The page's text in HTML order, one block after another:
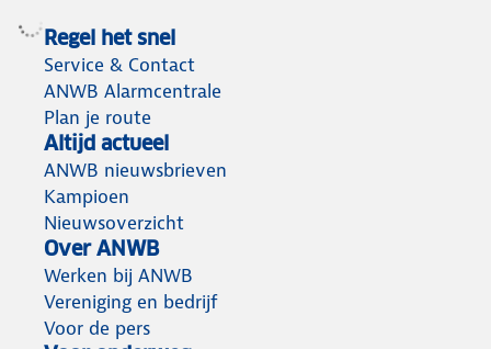
Regel het snel
Service & Contact
ANWB Alarmcentrale
Plan je route
Altijd actueel
ANWB nieuwsbrieven
Kampioen
Nieuwsoverzicht
Over ANWB
Werken bij ANWB
Vereniging en bedrijf
Voor de pers